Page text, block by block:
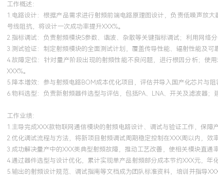
工作概述：
1.电路设计：根据产品需求进行射频前端电路原理图设计，负责低噪声放
号线阻抗，将设计一次成功率提升XXX%。
2.指标调试：负责射频模块S参数、谐波、杂散等关键指标调试；利用网络
3.测试验证：制定射频模块的全面测试计划，覆盖传导性能、辐射性能及
4.故障定位：针对量产阶段出现的射频性能不良问题，进行根因分析；使
XXX%。
5.降本增效：参与射频电路BOM成本优化项目，评估并导入国产化芯片与
6.物料选型：负责新射频器件选型与评估，包括PA、LNA、开关及滤波器
工作业绩：
1.主导完成XXX款物联网通信模块的射频电路设计、调试与验证工作，保障
2.优化调试流程与方法，将新项目射频调试周期稳定控制在XXX周以内，效
3.成功解决量产中的XXX类典型射频故障，推动工艺改善，使相关模块直通
4.通过器件选型与设计优化，累计实现单产品射频部分成本节约XXX元，年
5.输出的射频设计规范、调试指南等文档成为团队标准资料，培训并指导